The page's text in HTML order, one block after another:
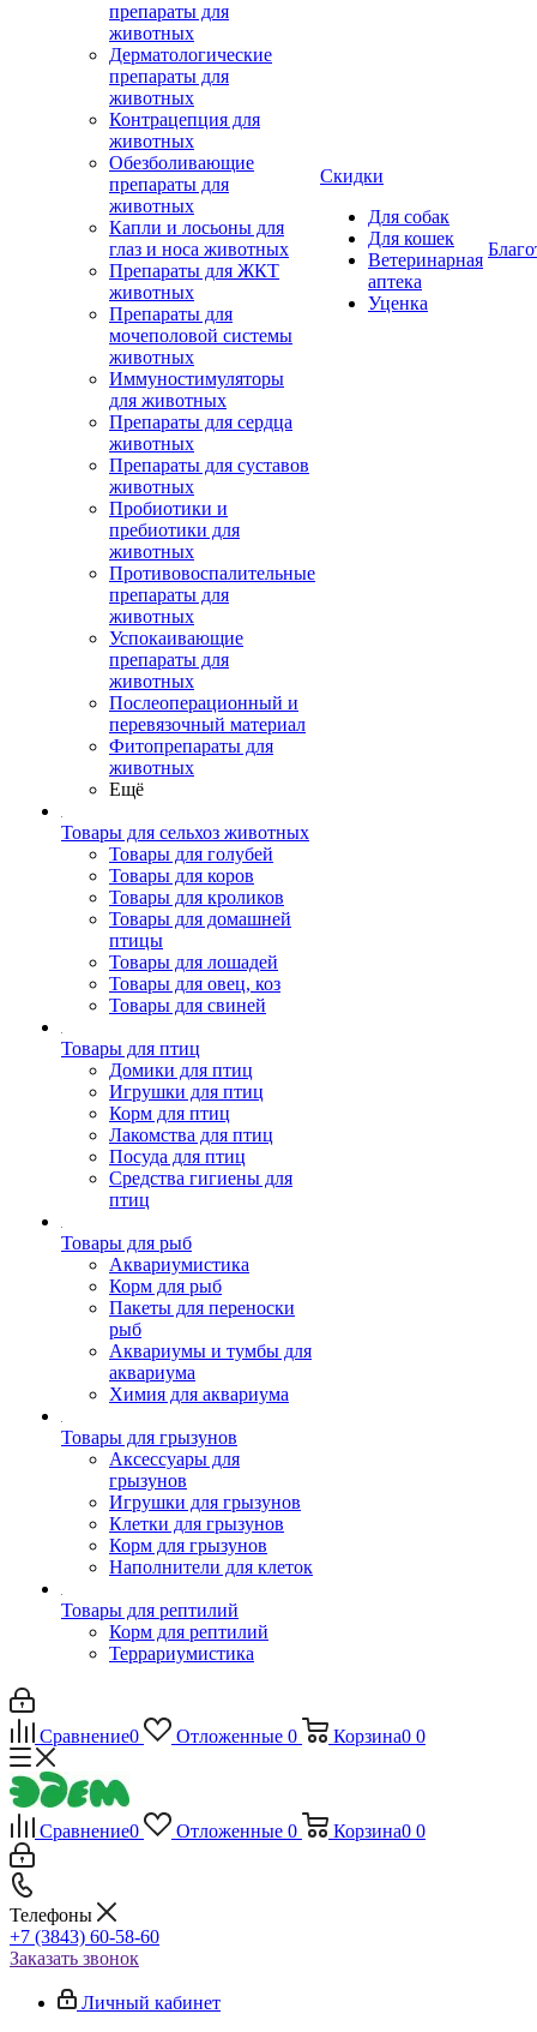
препараты для
животных
Дерматологические
препараты для
животных
Контрацепция для
животных
Обезболивающие
препараты для
животных
Капли и лосьоны для
глаз и носа животных
Препараты для ЖКТ
животных
Препараты для
мочеполовой системы
животных
Иммуностимуляторы
для животных
Препараты для сердца
животных
Препараты для суставов
животных
Пробиотики и
пребиотики для
животных
Противовоспалительные
препараты для
животных
Успокаивающие
препараты для
животных
Послеоперационный и
перевязочный материал
Фитопрепараты для
животных
Ещё
Товары для сельхоз животных
Товары для голубей
Товары для коров
Товары для кроликов
Товары для домашней
птицы
Товары для лошадей
Товары для овец, коз
Товары для свиней
Товары для птиц
Домики для птиц
Игрушки для птиц
Корм для птиц
Лакомства для птиц
Посуда для птиц
Средства гигиены для
птиц
Товары для рыб
Аквариумистика
Корм для рыб
Пакеты для переноски
рыб
Аквариумы и тумбы для
аквариума
Химия для аквариума
Товары для грызунов
Аксессуары для
грызунов
Игрушки для грызунов
Клетки для грызунов
Корм для грызунов
Наполнители для клеток
Товары для рептилий
Корм для рептилий
Террариумистика
Скидки
Для собак
Для кошек
Ветеринарная
аптека
Уценка
Сравнение0 Отложенные 0 Корзина0 0
Сравнение0 Отложенные 0 Корзина0 0
Телефоны
+7 (3843) 60-58-60
Заказать звонок
Личный кабинет